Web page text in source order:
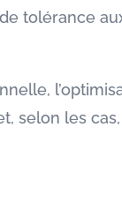
tolérance
selon les